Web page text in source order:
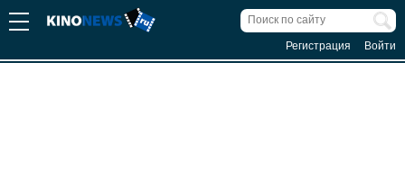
Регистрация Войти